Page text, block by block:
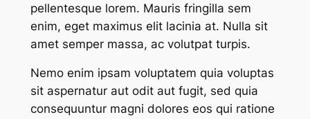
pellentesque lorem. Mauris fringilla sem
enim, eget maximus elit lacinia at. Nulla sit
amet semper massa, ac volutpat turpis.
Nemo enim ipsam voluptatem quia voluptas
sit aspernatur aut odit aut fugit, sed quia
consequuntur magni dolores eos qui ratione